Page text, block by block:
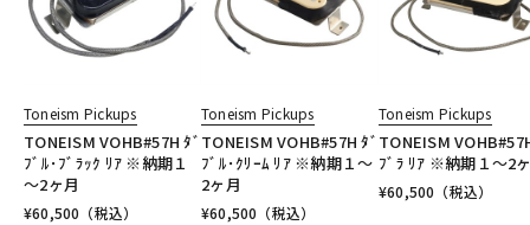
Toneism Pickups
TONEISM VOHB#57H ﾀﾞ
ﾌﾞﾙ･ﾌﾞﾗｯｸ ﾘｱ ※納期１
～2ヶ月
¥60,500 （税込）
Toneism Pickups
TONEISM VOHB#57H ﾀﾞ
ﾌﾞﾙ･ｸﾘｰﾑ ﾘｱ ※納期１～
2ヶ月
¥60,500 （税込）
Toneism Pickups
TONEISM
ﾌﾞﾗ ﾘｱ ※納期１～2
¥60,500 （税込）